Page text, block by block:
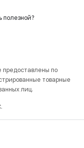
полезной?
предоставлены по
товарные
лиц.